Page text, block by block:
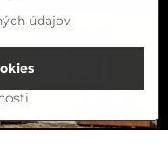
údajov